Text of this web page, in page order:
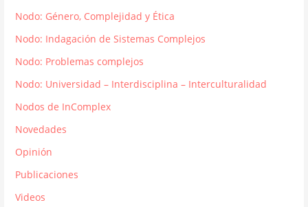
Nodo: Género, Complejidad y Ética
Nodo: Indagación de Sistemas Complejos
Nodo: Problemas complejos
Nodo: Universidad – Interdisciplina – Interculturalidad
Nodos de InComplex
Novedades
Opinión
Publicaciones
Videos